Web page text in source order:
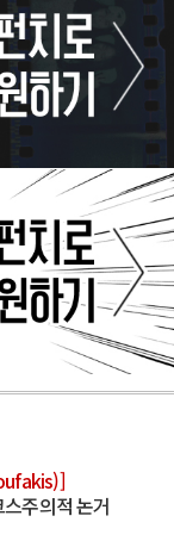
주의적 논거